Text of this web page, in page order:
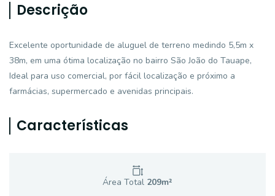
Descrição
Excelente oportunidade de aluguel de terreno medindo 5,5m x
38m, em uma ótima localização no bairro São João do Tauape,
Ideal para uso comercial, por fácil localização e próximo a
farmácias, supermercado e avenidas principais.
Características
Área Total 209m²